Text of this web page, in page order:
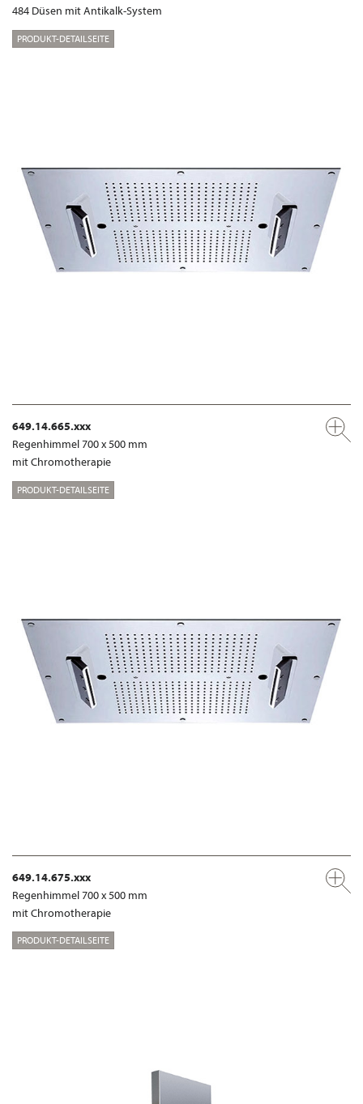
484 Düsen mit Antikalk-System
PRODUKT-DETAILSEITE
649.14.665.xxx
Regenhimmel 700 x 500 mm
mit Chromotherapie
PRODUKT-DETAILSEITE
649.14.675.xxx
Regenhimmel 700 x 500 mm
mit Chromotherapie
PRODUKT-DETAILSEITE